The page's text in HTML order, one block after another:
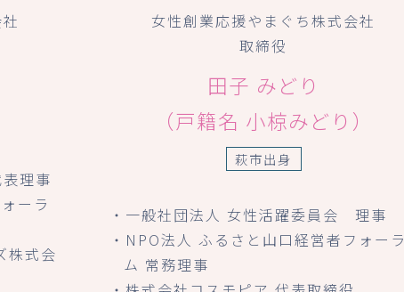
理事
ーラ
株式会
女性創業応援やまぐち株式会社
取締役
田子 みどり
（戸籍名 小椋みどり）
萩市出身
・一般社団法人 女性活躍委員会 理事
・NPO法人 ふるさと山口経営者フォーラ
ム 常務理事